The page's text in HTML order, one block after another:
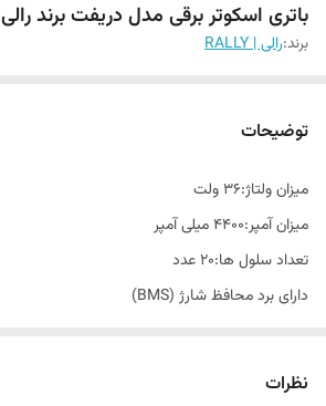
باتری اسکوتر برقی مدل دریفت برند رالی RALLY
برند:رالی | RALLY
توضیحات
میزان ولتاژ:۳۶ ولت
میزان آمپر:۴۴۰۰ میلی آمپر
تعداد سلول ها:۲۰ عدد
دارای برد محافظ شارژ (BMS)
نظرات